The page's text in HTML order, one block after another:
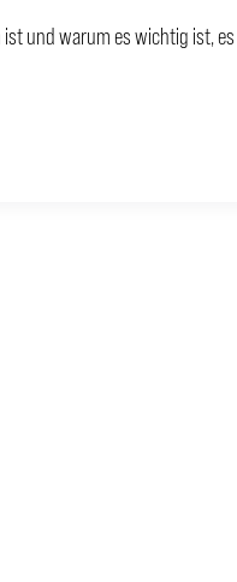
und warum es wichtig ist,